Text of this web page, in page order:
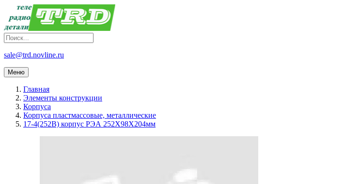
sale@trd.novline.ru
Меню
Главная
Элементы конструкции
Корпуса
Корпуса пластмассовые, металлические
17-4(252B) корпус РЭА 252X98X204мм